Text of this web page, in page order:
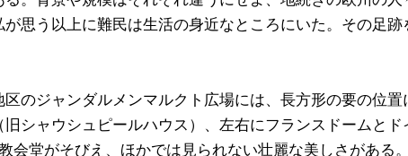
が思う以上に難民は生活の身近なところにいた。その足跡
区のジャンダルメンマルクト広場には、長方形の要の位置
旧シャウシュピールハウス）、左右にフランスドームとド
会堂がそびえ、ほかでは見られない壮麗な美しさがある